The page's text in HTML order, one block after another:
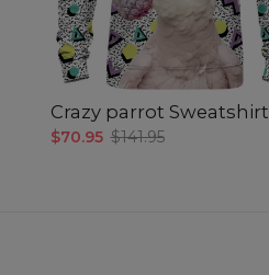
Crazy parrot Sweatshirt
$70.95 $141.95